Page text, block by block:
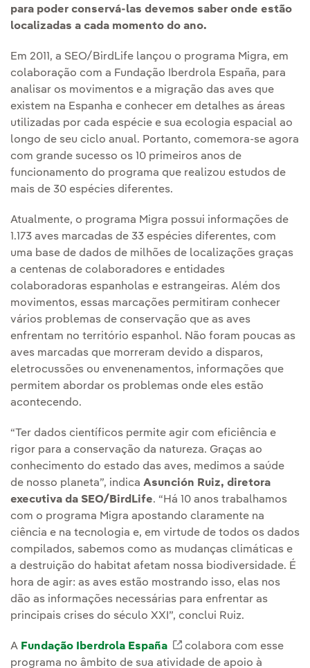
para poder conservá-las devemos saber onde estão
localizadas a cada momento do ano.
Em 2011, a SEO/BirdLife lançou o programa Migra, em
colaboração com a Fundação Iberdrola España, para
analisar os movimentos e a migração das aves que
existem na Espanha e conhecer em detalhes as áreas
utilizadas por cada espécie e sua ecologia espacial ao
longo de seu ciclo anual. Portanto, comemora-se agora
com grande sucesso os 10 primeiros anos de
funcionamento do programa que realizou estudos de
mais de 30 espécies diferentes.
Atualmente, o programa Migra possui informações de
1.173 aves marcadas de 33 espécies diferentes, com
uma base de dados de milhões de localizações graças
a centenas de colaboradores e entidades
colaboradoras espanholas e estrangeiras. Além dos
movimentos, essas marcações permitiram conhecer
vários problemas de conservação que as aves
enfrentam no território espanhol. Não foram poucas as
aves marcadas que morreram devido a disparos,
eletrocussões ou envenenamentos, informações que
permitem abordar os problemas onde eles estão
acontecendo.
“Ter dados científicos permite agir com eficiência e
rigor para a conservação da natureza. Graças ao
conhecimento do estado das aves, medimos a saúde
de nosso planeta”, indica Asunción Ruiz, diretora
executiva da SEO/BirdLife. “Há 10 anos trabalhamos
com o programa Migra apostando claramente na
ciência e na tecnologia e, em virtude de todos os dados
compilados, sabemos como as mudanças climáticas e
a destruição do habitat afetam nossa biodiversidade. É
hora de agir: as aves estão mostrando isso, elas nos
dão as informações necessárias para enfrentar as
principais crises do século XXI”, conclui Ruiz.
A Fundação Iberdrola España Link externo, abra em
colabora com esse
programa no âmbito de sua atividade de apoio à